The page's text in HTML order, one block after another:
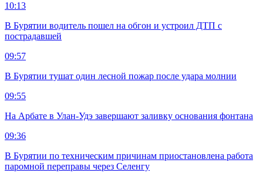
10:13
В Бурятии водитель пошел на обгон и устроил ДТП с
пострадавшей
09:57
В Бурятии тушат один лесной пожар после удара молнии
09:55
На Арбате в Улан-Удэ завершают заливку основания фонтана
09:36
В Бурятии по техническим причинам приостановлена работа
паромной переправы через Селенгу